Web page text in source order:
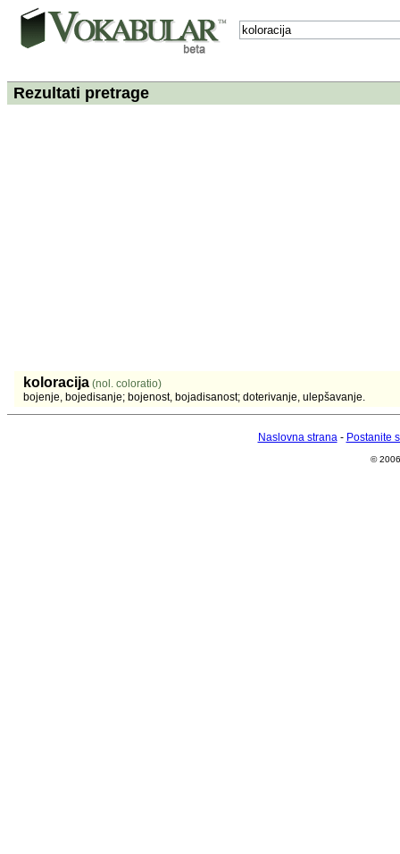
Rezultati pretrage
koloracija (nol. coloratio)
bojenje, bojedisanje; bojenost, bojadisanost; doterivanje, ulepšavanje.
Naslovna strana- Postanite
©